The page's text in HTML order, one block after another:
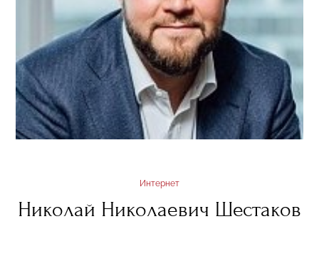
Интернет
Николай Николаевич Шестаков